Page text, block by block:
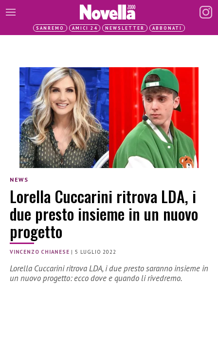
SANREMO AMICI 24 NEWSLETTER ABBONATI
NEWS
Lorella Cuccarini ritrova LDA, i
due presto insieme in un nuovo
progetto
VINCENZO CHIANESE |5 LUGLIO 2022
Lorella Cuccarini ritrova LDA, i due presto saranno insieme in
un nuovo progetto: ecco dove e quando li rivedremo.